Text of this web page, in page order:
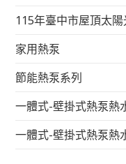
115年臺中市屋頂太
家用熱泵
節能熱泵系列
一體式-壁掛式熱泵熱
一體式-壁掛式熱泵熱